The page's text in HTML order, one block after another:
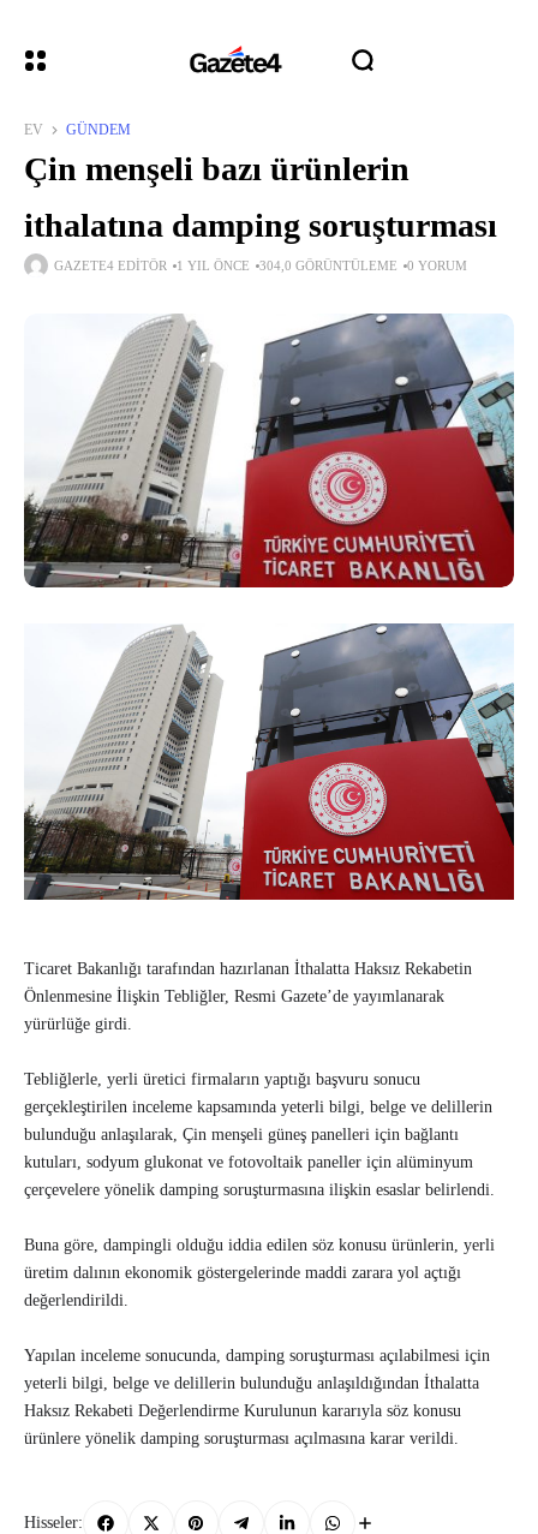
EV GÜNDEM
Çin menşeli bazı ürünlerin
ithalatına damping soruşturması
GAZETE4 EDITÖR 1 YIL ÖNCE 304,0 GÖRÜNTÜLEME 0 YORUM
Ticaret Bakanlığı tarafından hazırlanan İthalatta Haksız Rekabetin
Önlenmesine İlişkin Tebliğler, Resmi Gazete’de yayımlanarak
yürürlüğe girdi.
Tebliğlerle, yerli üretici firmaların yaptığı başvuru sonucu
gerçekleştirilen inceleme kapsamında yeterli bilgi, belge ve delillerin
bulunduğu anlaşılarak, Çin menşeli güneş panelleri için bağlantı
kutuları, sodyum glukonat ve fotovoltaik paneller için alüminyum
çerçevelere yönelik damping soruşturmasına ilişkin esaslar belirlendi.
Buna göre, dampingli olduğu iddia edilen söz konusu ürünlerin, yerli
üretim dalının ekonomik göstergelerinde maddi zarara yol açtığı
değerlendirildi.
Yapılan inceleme sonucunda, damping soruşturması açılabilmesi için
yeterli bilgi, belge ve delillerin bulunduğu anlaşıldığından İthalatta
Haksız Rekabeti Değerlendirme Kurulunun kararıyla söz konusu
ürünlere yönelik damping soruşturması açılmasına karar verildi.
Hisseler: